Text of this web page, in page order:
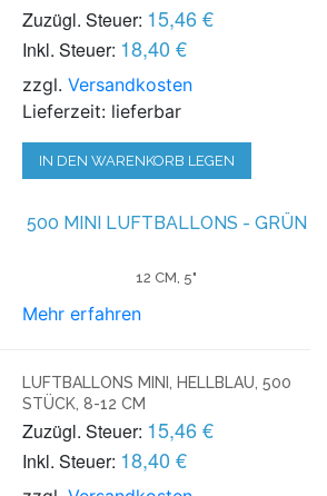
Zuzügl. Steuer: 15,46 €
Inkl. Steuer: 18,40 €
zzgl.Versandkosten
Lieferzeit: lieferbar
IN DEN WARENKORB LEGEN
500 MINI LUFTBALLONS - GRÜN
12 CM, 5"
Mehr erfahren
LUFTBALLONS MINI, HELLBLAU, 500
STÜCK, 8-12 CM
Zuzügl. Steuer: 15,46 €
Inkl. Steuer: 18,40 €